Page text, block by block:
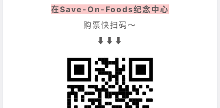
在Save-On-Foods纪念中心
购票快扫码～
⬇️⬇️⬇️